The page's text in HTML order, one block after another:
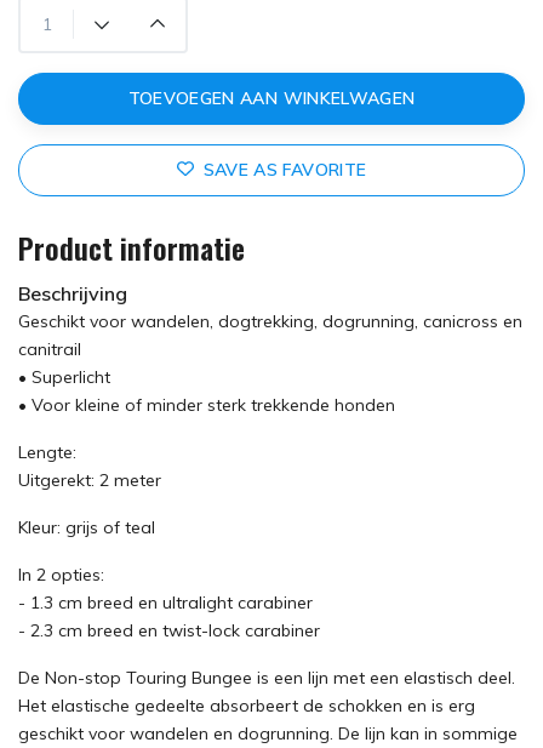
TOEVOEGEN AAN WINKELWAGEN
SAVE AS FAVORITE
Product informatie
Beschrijving
Geschikt voor wandelen, dogtrekking, dogrunning, canicross en
canitrail
• Superlicht
• Voor kleine of minder sterk trekkende honden
Lengte:
Uitgerekt: 2 meter
Kleur: grijs of teal
In 2 opties:
- 1.3 cm breed en ultralight carabiner
- 2.3 cm breed en twist-lock carabiner
De Non-stop Touring Bungee is een lijn met een elastisch deel.
Het elastische gedeelte absorbeert de schokken en is erg
geschikt voor wandelen en dogrunning. De lijn kan in sommige